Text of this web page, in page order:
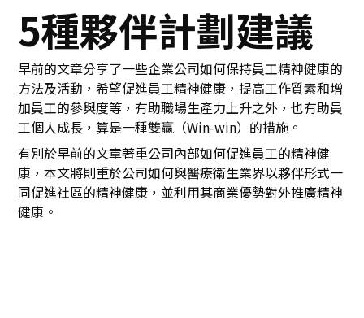
5種夥伴計劃建議
早前的文章分享了一些企業公司如何保持員工精神健康的
方法及活動，希望促進員工精神健康，提高工作質素和增
加員工的參與度等，有助職場生產力上升之外，也有助員
工個人成長，算是一種雙贏（Win-win）的措施。
有別於早前的文章著重公司內部如何促進員工的精神健
康，本文將則重於公司如何與醫療衛生業界以夥伴形式一
同促進社區的精神健康，並利用其商業優勢對外推廣精神
健康。